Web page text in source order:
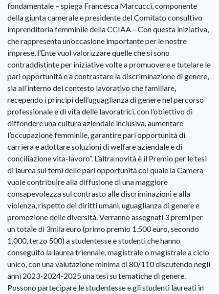
fondamentale – spiega Francesca Marcucci, componente
della giunta camerale e presidente del Comitato consultivo
imprenditoria femminile della CCIAA – Con questa iniziativa,
che rappresenta un’occasione importante per le nostre
imprese, l’Ente vuol valorizzare quelle che si sono
contraddistinte per iniziative volte a promuovere e tutelare le
pari opportunità e a contrastare la discriminazione di genere,
sia all’interno del contesto lavorativo che familiare,
recependo i principi dell’uguaglianza di genere nel percorso
professionale e di vita delle lavoratrici, con l’obiettivo di
diffondere una cultura aziendale inclusiva, aumentare
l’occupazione femminile, garantire pari opportunità di
carriera e adottare soluzioni di welfare aziendale e di
conciliazione vita-lavoro”. L’altra novità è il Premio per le tesi
di laurea sui temi delle pari opportunità col quale la Camera
vuole contribuire alla diffusione di una maggiore
consapevolezza sul contrasto alle discriminazioni e alla
violenza, rispetto dei diritti umani, uguaglianza di genere e
promozione delle diversità. Verranno assegnati 3 premi per
un totale di 3mila euro (primo premio 1.500 euro, secondo
1.000, terzo 500) a studentesse e studenti che hanno
conseguito la laurea triennale, magistrale o magistrale a ciclo
unico, con una valutazione minima di 80/110 discutendo negli
anni 2023-2024-2025 una tesi su tematiche di genere.
Possono partecipare le studentesse e gli studenti laureati in